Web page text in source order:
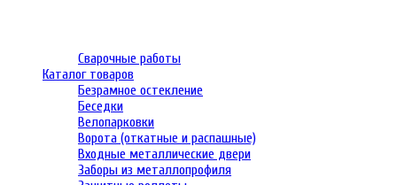
Сварочные работы
Каталог товаров
Безрамное остекление
Беседки
Велопарковки
Ворота (откатные и распашные)
Входные металлические двери
Заборы из металлопрофиля